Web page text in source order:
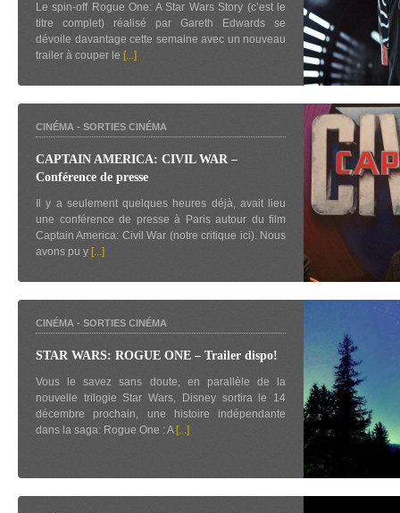
Le spin-off Rogue One: A Star Wars Story (c’est le
titre complet) réalisé par Gareth Edwards se
dévoile davantage cette semaine avec un nouveau
trailer à couper le [...]
CINÉMA - SORTIES CINÉMA
CAPTAIN AMERICA: CIVIL WAR –
Conférence de presse
Il y a seulement quelques heures déjà, avait lieu
une conférence de presse à Paris autour du film
Captain America: Civil War (notre critique ici). Nous
avons pu y [...]
CINÉMA - SORTIES CINÉMA
STAR WARS: ROGUE ONE – Trailer dispo!
Vous le savez sans doute, en parallèle de la
nouvelle trilogie Star Wars, Disney sortira le 14
décembre prochain, une histoire indépendante
dans la saga: Rogue One : A [...]